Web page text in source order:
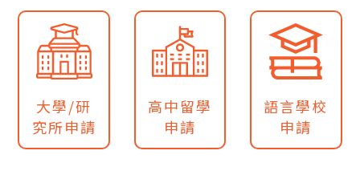
大學/研
究所申請
高中留學
申請
語言學校
申請